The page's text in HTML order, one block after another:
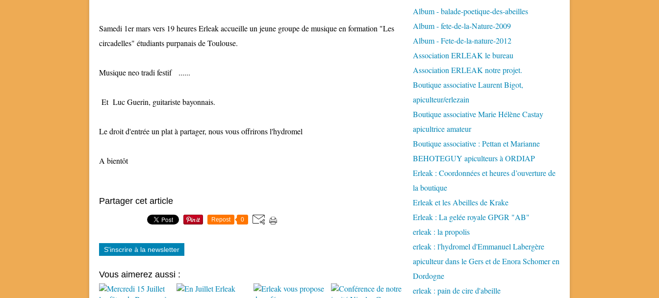
Samedi 1er mars vers 19 heures Erleak accueille un jeune groupe de musique en formation "Les
circadelles" étudiants purpanais de Toulouse.
Musique neo tradi festif ......
Et Luc Guerin, guitariste bayonnais.
Le droit d'entrée un plat à partager, nous vous offrirons l'hydromel
A bientôt
Partager cet article
Repost 0
S'inscrire à la newsletter
Vous aimerez aussi :
Album - balade-poetique-des-abeilles
Album - fete-de-la-Nature-2009
Album - Fete-de-la-nature-2012
Association ERLEAK le bureau
Association ERLEAK notre projet.
Boutique associative Laurent Bigot,
apiculteur/erlezain
Boutique associative Marie Hélène Castay
apicultrice amateur
Boutique associative : Pettan et Marianne
BEHOTEGUY apiculteurs à ORDIAP
Erleak : Coordonnées et heures d’ouverture de
la boutique
Erleak et les Abeilles de Krake
Erleak : La gelée royale GPGR "AB"
erleak : la propolis
erleak : l'hydromel d'Emmanuel Labergère
apiculteur dans le Gers et de Enora Schomer en
Dordogne
erleak : pain de cire d'abeille